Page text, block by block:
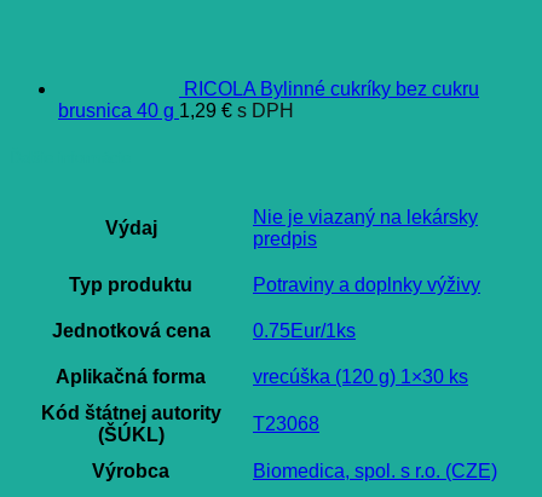
RICOLA Bylinné cukríky bez cukru
brusnica 40 g 1,29 € s DPH
Výdaj
Nie je viazaný na lekársky
predpis
Typ produktu Potraviny a doplnky výživy
Jednotková cena 0.75Eur/1ks
Aplikačná forma
vrecúška (120 g) 1×30 ks
Kód štátnej autority
(ŠÚKL)
T23068
Výrobca Biomedica, spol. s r.o. (CZE)